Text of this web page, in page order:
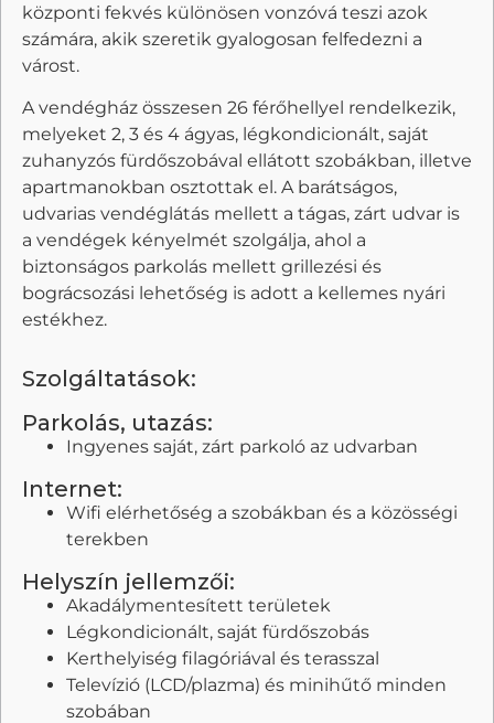
központi fekvés különösen vonzóvá teszi azok
számára, akik szeretik gyalogosan felfedezni a
várost.
A vendégház összesen 26 férőhellyel rendelkezik,
melyeket 2, 3 és 4 ágyas, légkondicionált, saját
zuhanyzós fürdőszobával ellátott szobákban, illetve
apartmanokban osztottak el. A barátságos,
udvarias vendéglátás mellett a tágas, zárt udvar is
a vendégek kényelmét szolgálja, ahol a
biztonságos parkolás mellett grillezési és
bográcsozási lehetőség is adott a kellemes nyári
estékhez.
Szolgáltatások:
Parkolás, utazás:
Ingyenes saját, zárt parkoló az udvarban
Internet:
Wifi elérhetőség a szobákban és a közösségi
terekben
Helyszín jellemzői:
Akadálymentesített területek
Légkondicionált, saját fürdőszobás
Kerthelyiség filagóriával és terasszal
Televízió (LCD/plazma) és minihűtő minden
szobában